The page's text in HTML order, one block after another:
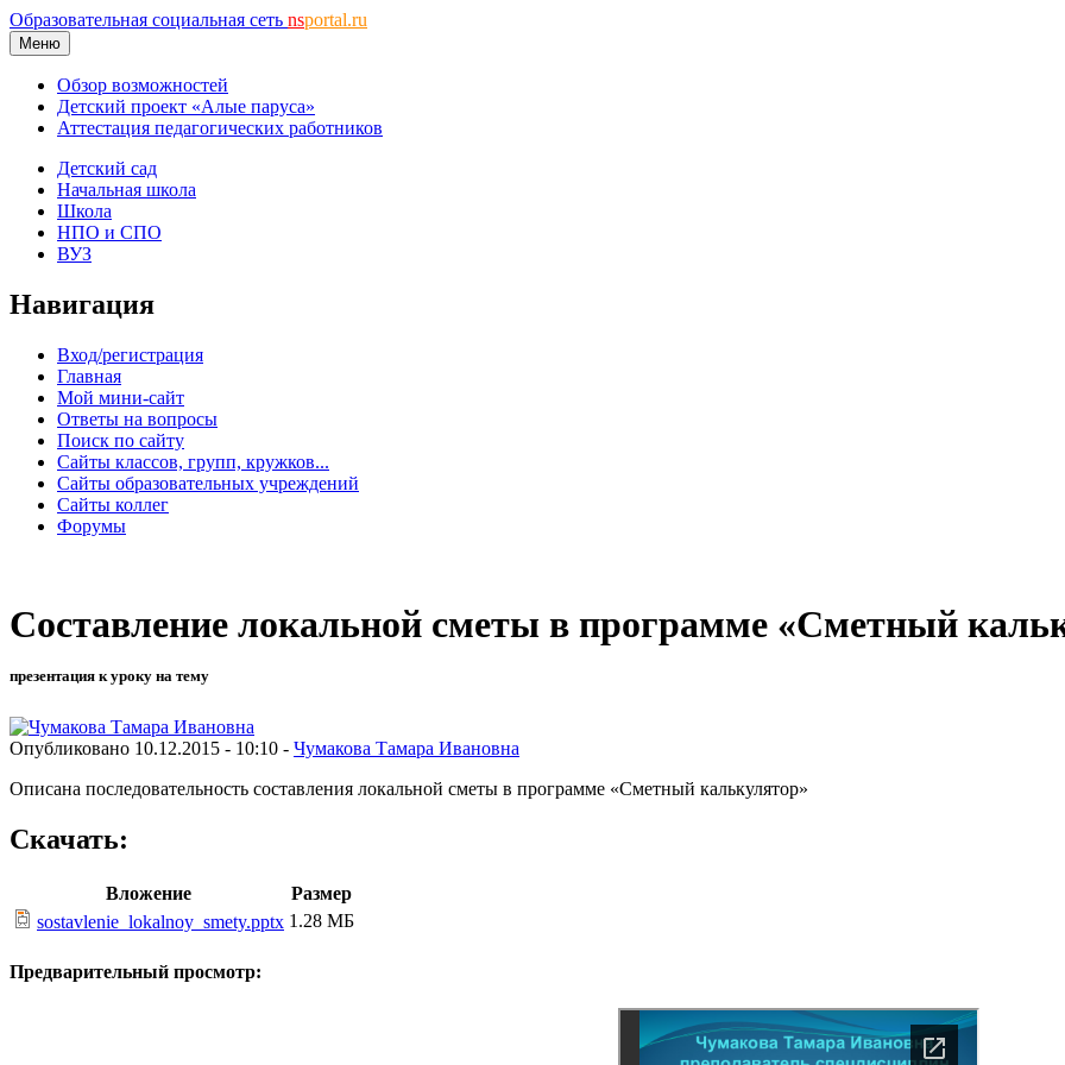
Образовательная социальная сеть nsportal.ru
Меню
Обзор возможностей
Детский проект «Алые паруса»
Аттестация педагогических работников
Детский сад
Начальная школа
Школа
НПО и СПО
ВУЗ
Навигация
Вход/регистрация
Главная
Мой мини-сайт
Ответы на вопросы
Поиск по сайту
Сайты классов, групп, кружков...
Сайты образовательных учреждений
Сайты коллег
Форумы
Составление локальной сметы в программе «Сметный
презентация к уроку на тему
Опубликовано 10.12.2015 - 10:10 - Чумакова Тамара Ивановна
Описана последовательность составления локальной сметы в программе «Сметный калькулятор»
Скачать:
Вложение
Размер
sostavlenie_lokalnoy_smety.pptx 1.28 МБ
Предварительный просмотр: